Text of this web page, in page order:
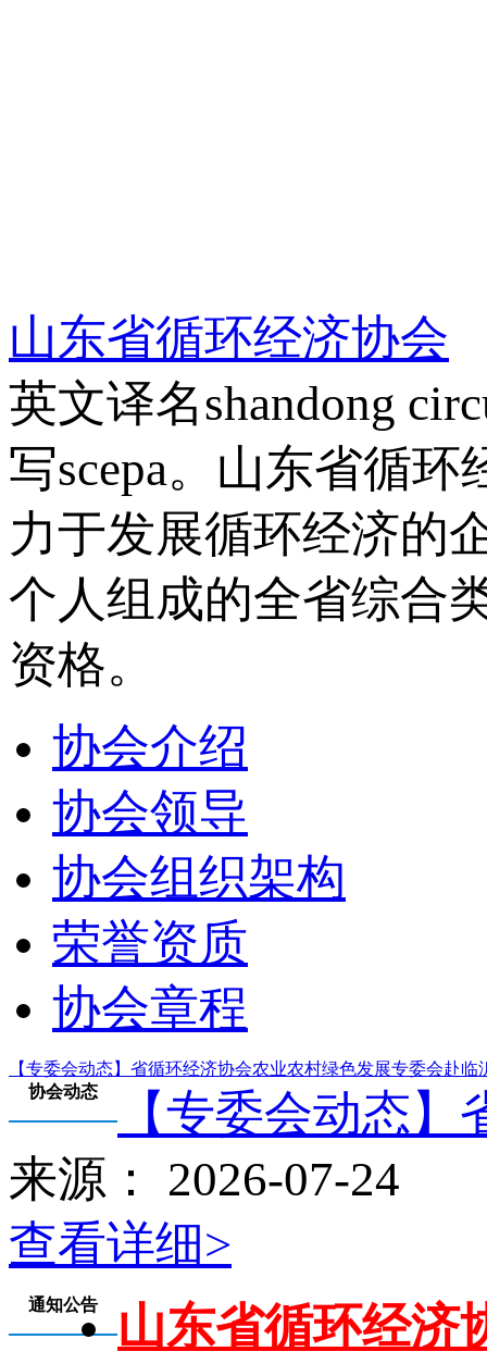
山东省循环经济协会
英文译名shandong
写scepa。山东省循
力于发展循环经济的
个人组成的全省综合
资格。
协会介绍
协会领导
协会组织架构
荣誉资质
协会章程
【专委会动态】省循环经济协会农业农村绿色发展专委会赴临
协会动态
【专委会动态
来源： 2026-07-24
查看详细>
通知公告
山东省循环经济